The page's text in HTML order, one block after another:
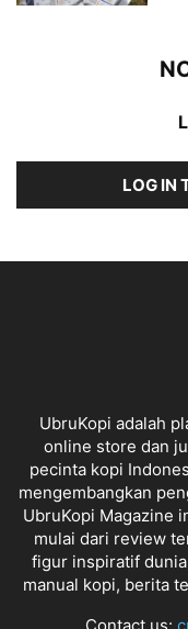
LOG IN
UbruKopi adalah
online store dan
pecinta kopi
mengembangkan
UbruKopi Magazine
mulai dari review
figur inspiratif
manual kopi, berita